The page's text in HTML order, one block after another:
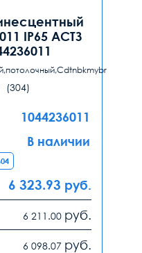
IP65 АСТЗ
(304)
1044236011
В наличии
6 323.93 руб.
6 211.00 руб.
6 098.07 руб.